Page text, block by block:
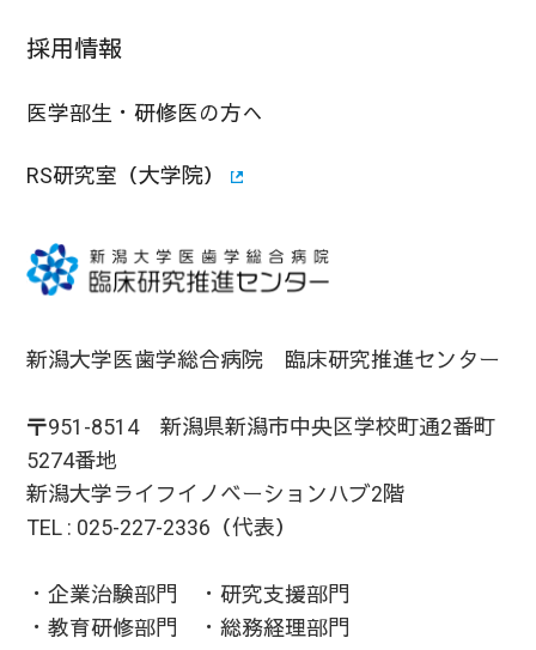
採用情報
医学部生・研修医の方へ
RS研究室（大学院）
新潟大学医歯学総合病院 臨床研究推進センター
〒951-8514 新潟県新潟市中央区学校町通2番町
5274番地
新潟大学ライフイノベーションハブ2階
TEL : 025-227-2336（代表）
・企業治験部門 ・研究支援部門
・教育研修部門 ・総務経理部門